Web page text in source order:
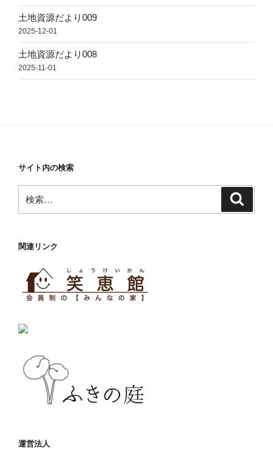
土地資源だより009
2025-12-01
土地資源だより008
2025-11-01
サイト内の検索
索:
関連リンク
運営法人